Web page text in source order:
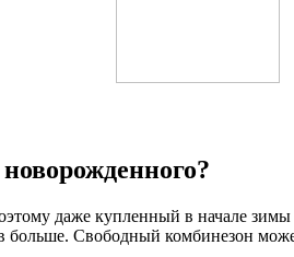
даже купленный в начале
Свободный комбинезон